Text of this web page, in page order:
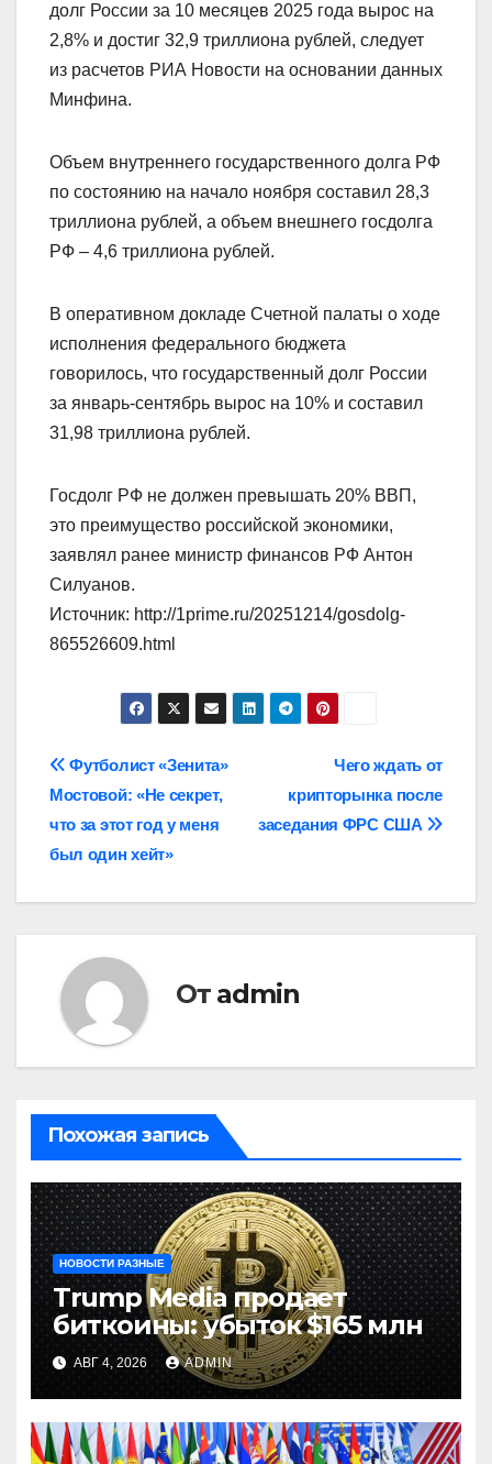
долг России за 10 месяцев 2025 года вырос на
2,8% и достиг 32,9 триллиона рублей, следует
из расчетов РИА Новости на основании данных
Минфина.
Объем внутреннего государственного долга РФ
по состоянию на начало ноября составил 28,3
триллиона рублей, а объем внешнего госдолга
РФ – 4,6 триллиона рублей.
В оперативном докладе Счетной палаты о ходе
исполнения федерального бюджета
говорилось, что государственный долг России
за январь-сентябрь вырос на 10% и составил
31,98 триллиона рублей.
Госдолг РФ не должен превышать 20% ВВП,
это преимущество российской экономики,
заявлял ранее министр финансов РФ Антон
Силуанов.
Источник: http://1prime.ru/20251214/gosdolg-
865526609.html
Навигация
по
записям
Чего ждать от
крипторынка после
заседания ФРС США
Футболист «Зенита»
Мостовой: «Не секрет,
что за этот год у меня
был один хейт»
От admin
Похожая запись
НОВОСТИ РАЗНЫЕ
Trump Media продает
биткоины: убыток $165 млн
АВГ 4, 2026 ADMIN